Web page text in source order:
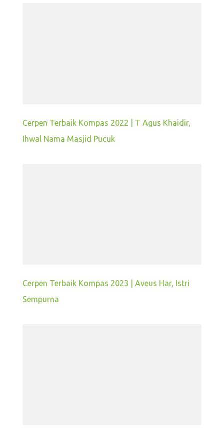
Cerpen Terbaik Kompas 2022 | T Agus Khaidir,
Ihwal Nama Masjid Pucuk
Cerpen Terbaik Kompas 2023 | Aveus Har, Istri
Sempurna